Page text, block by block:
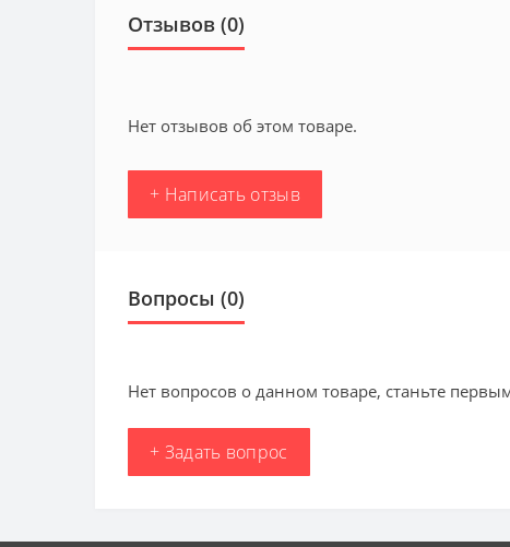
Отзывов (0)
Нет отзывов об этом товаре.
+ Написать отзыв
Вопросы (0)
Нет вопросов о данном товаре, станьте
+ Задать вопрос